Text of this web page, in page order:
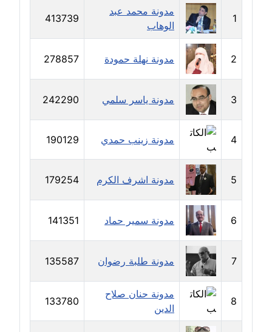
مدونة سماح حامد
عاملة
مدونة سمر ابراهيم
عاملة
مدونة سمير حماد
عاملة
مدونة سهام كمال
عاملة
مدونة سهر صيام
عاملة
مدونة سهى الضاوي
عاملة
مدونة سهير عسكر
1
مدونة محمد عبد
الوهاب
413739
2 مدونة نهلة حمودة 278857
3 مدونة ياسر سلمي 242290
4 مدونة زينب حمدي 190129
5 مدونة اشرف الكرم 179254
6 مدونة سمير حماد 141351
7 مدونة طلبة رضوان 135587
8
مدونة حنان صلاح
الدين
133780